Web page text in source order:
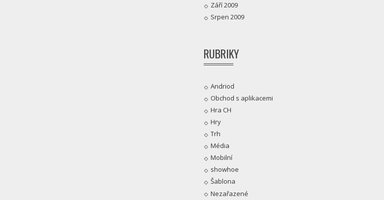
Září 2009
Srpen 2009
RUBRIKY
Andriod
Obchod s aplikacemi
Hra CH
Hry
Trh
Média
Mobilní
showhoe
Šablona
Nezařazené